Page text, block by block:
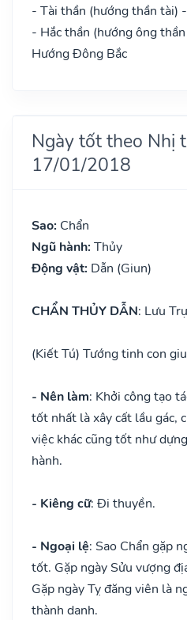
- Tài thần (hướng thần tài)
- Hắc thần (hướng ông
Hướng Đông Bắc
Ngày tốt theo Nhị
17/01/2018
Sao: Chẩn
Ngũ hành: Thủy
Động vật: Dẫn (Giun)
CHẨN THỦY DẪN: Lưu
(Kiết Tú) Tướng tinh con
- Nên làm: Khởi công tạo
tốt nhất là xây cất lầu gác,
việc khác cũng tốt như
hành.
- Kiêng cữ: Đi thuyền.
- Ngoại lệ: Sao Chẩn gặp
tốt. Gặp ngày Sửu vượng
Gặp ngày Tỵ đăng viên là
thành danh.